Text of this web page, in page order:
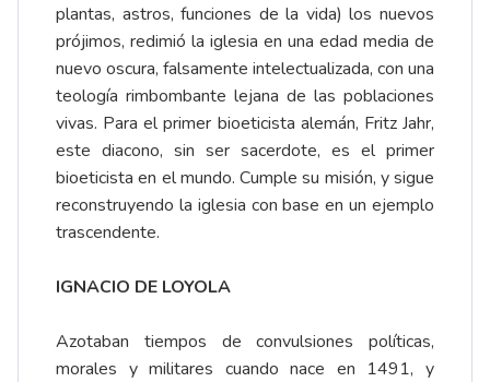
plantas, astros, funciones de la vida) los nuevos
prójimos, redimió la iglesia en una edad media de
nuevo oscura, falsamente intelectualizada, con una
teología rimbombante lejana de las poblaciones
vivas. Para el primer bioeticista alemán, Fritz Jahr,
este diacono, sin ser sacerdote, es el primer
bioeticista en el mundo. Cumple su misión, y sigue
reconstruyendo la iglesia con base en un ejemplo
trascendente.
IGNACIO DE LOYOLA
Azotaban tiempos de convulsiones políticas,
morales y militares cuando nace en 1491, y